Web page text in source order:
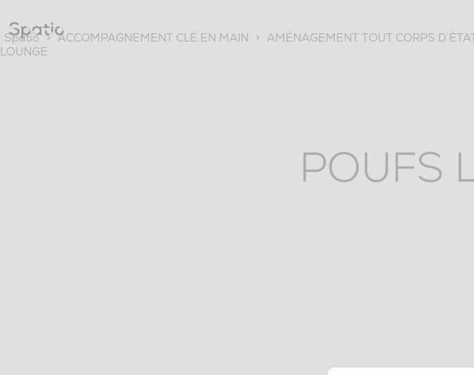
content
Spatio > ACCOMPAGNEMENT CLÉ EN MAIN > AMÉNAGEMENT TOUT CORPS
LOUNGE
POUFS